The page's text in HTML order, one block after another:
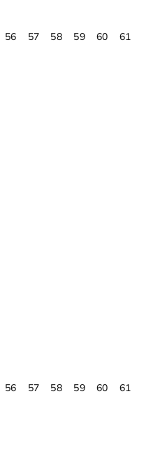
56 57 58 59 60 61
56 57 58 59 60 61